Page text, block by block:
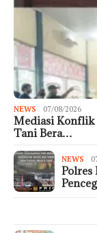
NEWS 07/08/2026
Mediasi Konflik
Tani Bera…
NEWS
Polres